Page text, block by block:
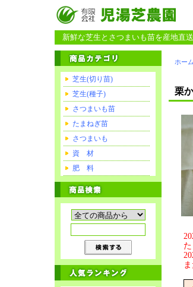
新鮮な芝生とさつまいも苗を産地直
芝生(切り苗)
芝生(種子)
さつまいも苗
たまねぎ苗
さつまいも
資 材
肥 料
ホーム
栗